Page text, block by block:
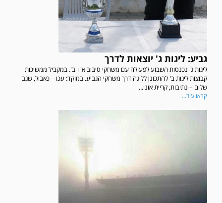
גביע: ליגות ג' יוצאות לדרך
ליגות ג' נכנסות השבוע לפעולה עם משחקי סיבוב א' ו-ב'. במקביל ממשיכות
קבוצות ליגות ב' להתכונן לליגה דרך משחקי הגביע. במוקד: עכו – כאבול, שגב
שלום – נתיבות, קריית אונו...
קראו עוד...